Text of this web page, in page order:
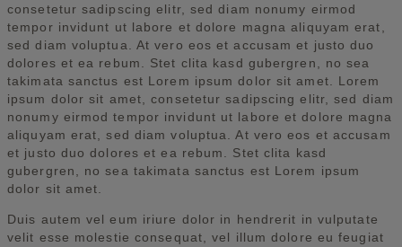
consetetur sadipscing elitr, sed diam nonumy eirmod
tempor invidunt ut labore et dolore magna aliquyam erat,
sed diam voluptua. At vero eos et accusam et justo duo
dolores et ea rebum. Stet clita kasd gubergren, no sea
takimata sanctus est Lorem ipsum dolor sit amet. Lorem
ipsum dolor sit amet, consetetur sadipscing elitr, sed diam
nonumy eirmod tempor invidunt ut labore et dolore magna
aliquyam erat, sed diam voluptua. At vero eos et accusam
et justo duo dolores et ea rebum. Stet clita kasd
gubergren, no sea takimata sanctus est Lorem ipsum
dolor sit amet.
Duis autem vel eum iriure dolor in hendrerit in vulputate
velit esse molestie consequat, vel illum dolore eu feugiat